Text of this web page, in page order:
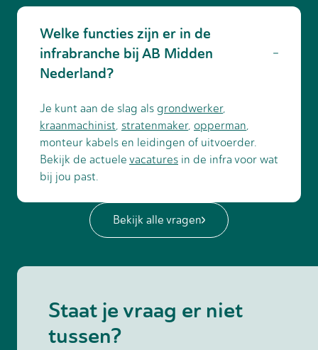
Welke functies zijn er in de
infrabranche bij AB Midden
Nederland?
Je kunt aan de slag als grondwerker,
kraanmachinist, stratenmaker, opperman,
monteur kabels en leidingen of uitvoerder.
Bekijk de actuele vacatures in de infra voor wat
bij jou past.
Bekijk alle vragen
Staat je vraag er niet
tussen?